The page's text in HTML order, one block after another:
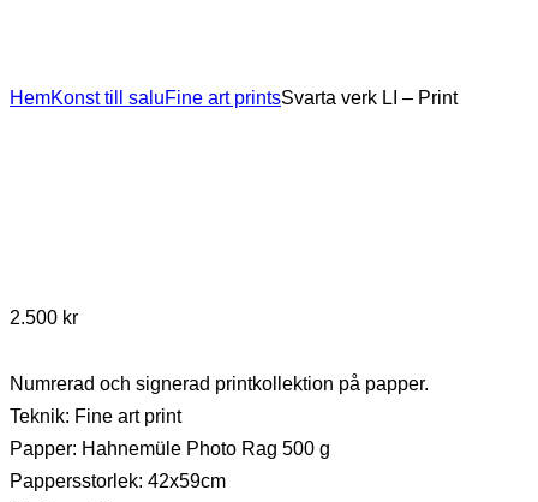
HemKonst till saluFine art printsSvarta verk LI – Print
2.500 kr
Numrerad och signerad printkollektion på papper.
Teknik: Fine art print
Papper: Hahnemüle Photo Rag 500 g
Pappersstorlek: 42x59cm